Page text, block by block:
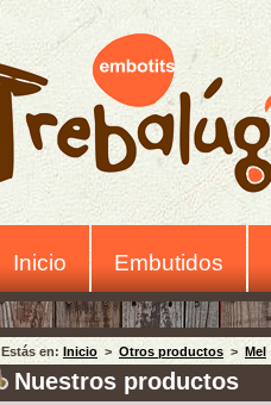
Inicio Embutidos
Estás en: Inicio > Otros productos > Mel
Nuestros productos